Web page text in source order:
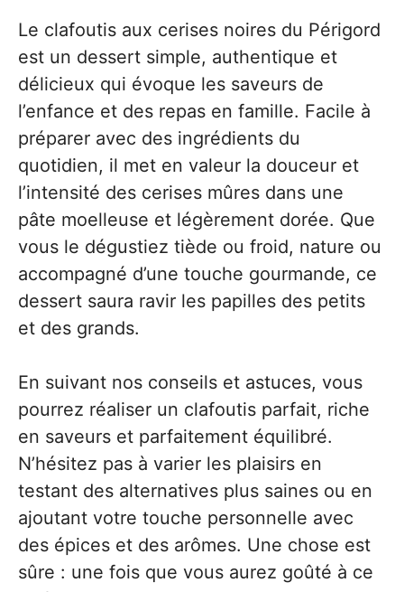
Le clafoutis aux cerises noires du Périgord
est un dessert simple, authentique et
délicieux qui évoque les saveurs de
l’enfance et des repas en famille. Facile à
préparer avec des ingrédients du
quotidien, il met en valeur la douceur et
l’intensité des cerises mûres dans une
pâte moelleuse et légèrement dorée. Que
vous le dégustiez tiède ou froid, nature ou
accompagné d’une touche gourmande, ce
dessert saura ravir les papilles des petits
et des grands.
En suivant nos conseils et astuces, vous
pourrez réaliser un clafoutis parfait, riche
en saveurs et parfaitement équilibré.
N’hésitez pas à varier les plaisirs en
testant des alternatives plus saines ou en
ajoutant votre touche personnelle avec
des épices et des arômes. Une chose est
sûre : une fois que vous aurez goûté à ce